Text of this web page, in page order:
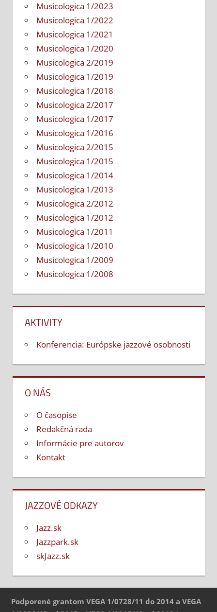
Musicologica 1/2023
Musicologica 1/2022
Musicologica 1/2021
Musicologica 1/2020
Musicologica 2/2019
Musicologica 1/2019
Musicologica 1/2018
Musicologica 2/2017
Musicologica 1/2017
Musicologica 1/2016
Musicologica 2/2015
Musicologica 1/2015
Musicologica 1/2014
Musicologica 1/2013
Musicologica 2/2012
Musicologica 1/2012
Musicologica 1/2011
Musicologica 1/2010
Musicologica 1/2009
Musicologica 1/2008
AKTIVITY
Konferencia: Európske jazzové osobnosti
O NÁS
O časopise
Redakčná rada
Informácie pre autorov
Kontakt
JAZZOVÉ ODKAZY
Jazz.sk
Jazzpark.sk
skJazz.sk
Podporené grantom VEGA 1/0728/11 do 2014 a VEGA